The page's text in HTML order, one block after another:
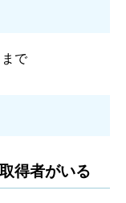
で
得者がいる